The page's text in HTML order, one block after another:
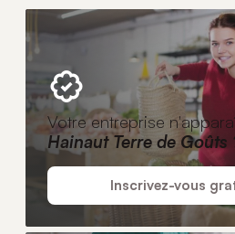
Votre entreprise
Hainaut Terre de Goûts
Inscrivez-vous